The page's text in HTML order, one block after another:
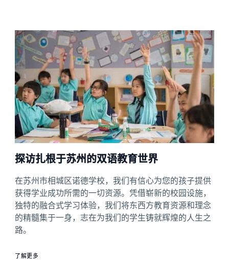
探访扎根于苏州的双语教育世界
在苏州市相城区诺德学校，我们有信心为您的孩子提供
获得学业成功所需的一切资源。凭借崭新的校园设施，
独特的融合式学习体验，我们将东西方教育资源和理念
的精髓集于一身，志在为我们的学生铸就辉煌的人生之
路。
了解更多